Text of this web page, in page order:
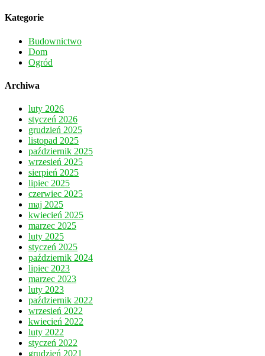
Kategorie
Budownictwo
Dom
Ogród
Archiwa
luty 2026
styczeń 2026
grudzień 2025
listopad 2025
październik 2025
wrzesień 2025
sierpień 2025
lipiec 2025
czerwiec 2025
maj 2025
kwiecień 2025
marzec 2025
luty 2025
styczeń 2025
październik 2024
lipiec 2023
marzec 2023
luty 2023
październik 2022
wrzesień 2022
kwiecień 2022
luty 2022
styczeń 2022
grudzień 2021